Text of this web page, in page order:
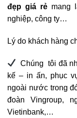
đẹp giá rẻ mang
nghiệp, công ty…
Lý do khách hàng
Chúng tôi đã
kế – in ấn, phục
ngoài nước trong
đoàn Vingroup,
Vietinbank,…